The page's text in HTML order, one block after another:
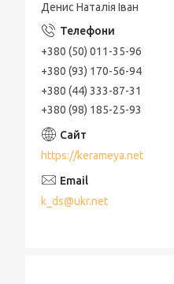
Денис Наталія Іван
+380 (50) 011-35-96
+380 (93) 170-56-94
+380 (44) 333-87-31
+380 (98) 185-25-93
https://kerameya.net
k_ds@ukr.net